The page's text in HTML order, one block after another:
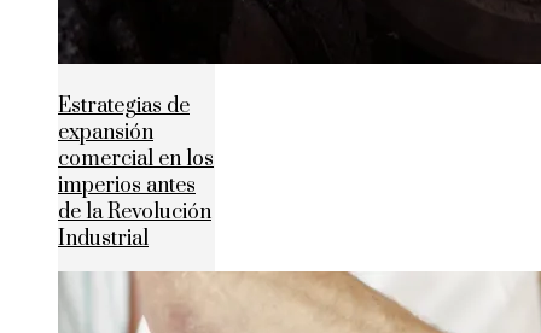
Estrategias de
expansión
comercial en los
imperios antes
de la Revolución
Industrial